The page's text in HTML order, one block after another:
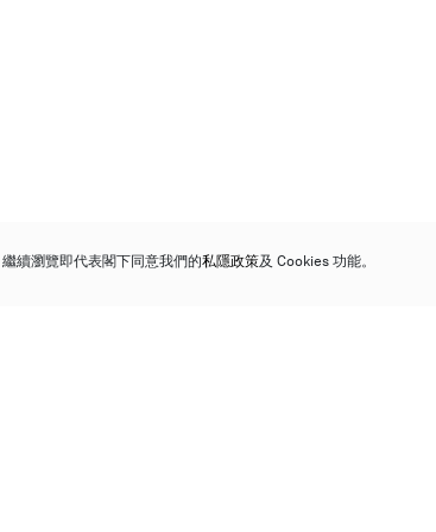
續瀏覽即代表閣下同意我們的私隱政策及 Cookies 功能。